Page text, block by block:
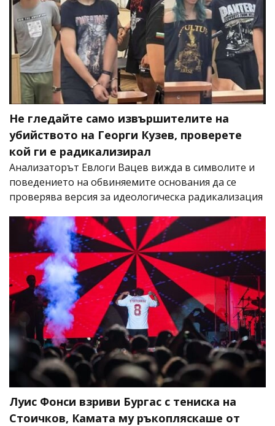
Не гледайте само извършителите на
убийството на Георги Кузев, проверете
кой ги е радикализирал
Анализаторът Евлоги Вацев вижда в символите и
поведението на обвиняемите основания да се
проверява версия за идеологическа радикализация
Луис Фонси взриви Бургас с тениска на
Стоичков, Камата му ръкопляскаше от